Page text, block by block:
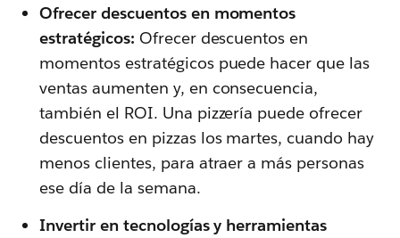
Ofrecer descuentos en momentos
estratégicos: Ofrecer descuentos en
momentos estratégicos puede hacer que las
ventas aumenten y, en consecuencia,
también el ROI. Una pizzería puede ofrecer
descuentos en pizzas los martes, cuando hay
menos clientes, para atraer a más personas
ese día de la semana.
Invertir en tecnologías y herramientas